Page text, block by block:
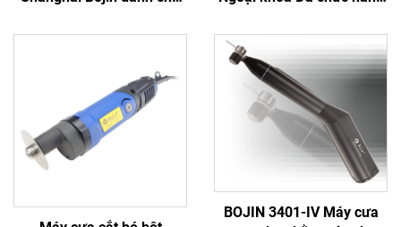
thương khớp Hệ thống
phẫu thuật tích hợp Tất cả
trong một, Máy vặn vít
dùng trong Phẫu thuật
Chấn thương & Khớp
BOJIN 3401-IV Máy cưa